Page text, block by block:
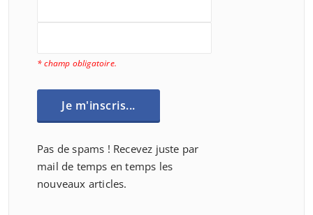
* champ obligatoire.
Pas de spams ! Recevez juste par
mail de temps en temps les
nouveaux articles.